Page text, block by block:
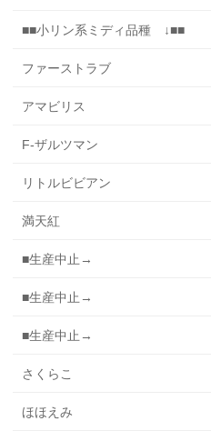
■■小リン系ミディ品種 ↓■■
ファーストラブ
アマビリス
F-ザルツマン
リトルビビアン
満天紅
■生産中止→
■生産中止→
■生産中止→
さくらこ
ほほえみ